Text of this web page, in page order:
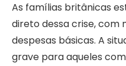
As famílias britânicas
direto dessa crise, com
despesas básicas. A
grave para aqueles